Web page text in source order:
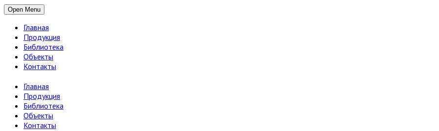
Open Menu
Главная
Продукция
Библиотека
Объекты
Контакты
Главная
Продукция
Библиотека
Объекты
Контакты